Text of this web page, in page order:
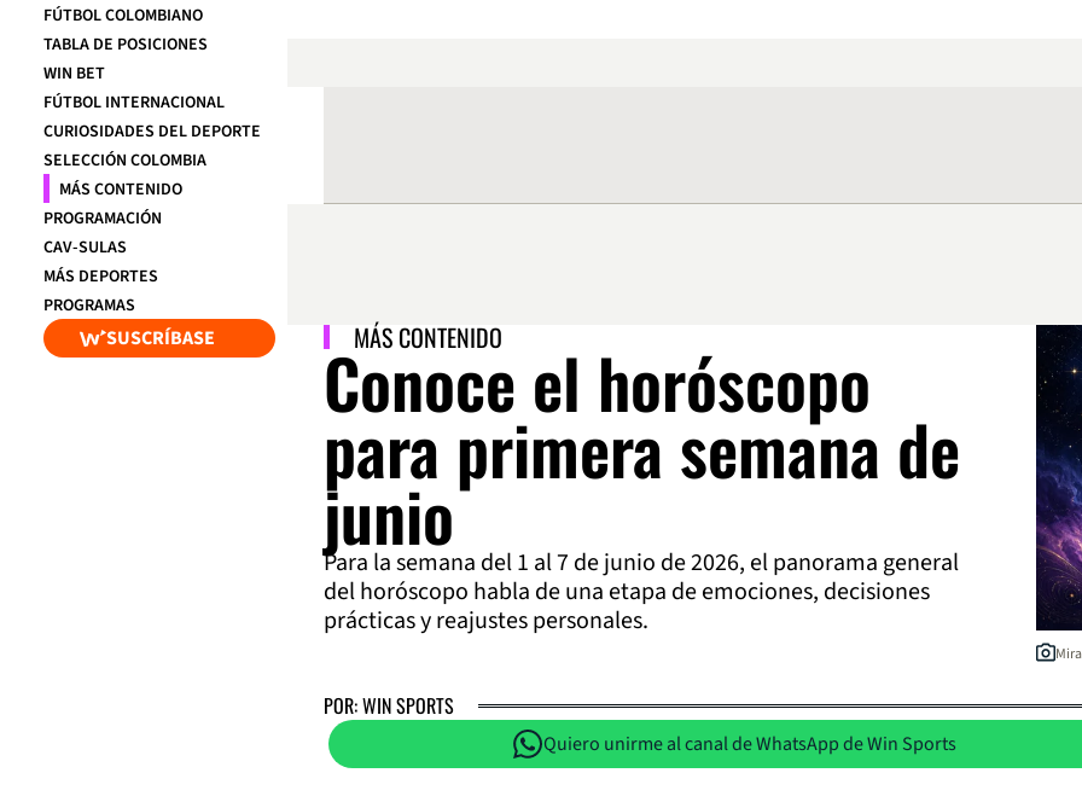
FÚTBOL COLOMBIANO
TABLA DE POSICIONES
WIN BET
FÚTBOL INTERNACIONAL
CURIOSIDADES DEL DEPORTE
SELECCIÓN COLOMBIA
MÁS CONTENIDO
PROGRAMACIÓN
CAV-SULAS
MÁS DEPORTES
PROGRAMAS
SUSCRÍBASE MÁS CONTENIDO
Conoce el horóscopo
para primera semana de
junio
Para la semana del 1 al 7 de junio de 2026, el panorama general
del horóscopo habla de una etapa de emociones, decisiones
prácticas y reajustes personales.
POR: WIN SPORTS
Quiero unirme al canal de WhatsApp de Win Sports